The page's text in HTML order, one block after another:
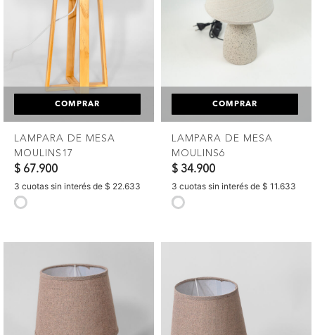
COMPRAR
LAMPARA DE MESA
MOULINS17
$ 67.900
3 cuotas sin interés de $ 22.633
COMPRAR
LAMPARA DE MESA
MOULINS6
$ 34.900
3 cuotas sin interés de $ 11.633